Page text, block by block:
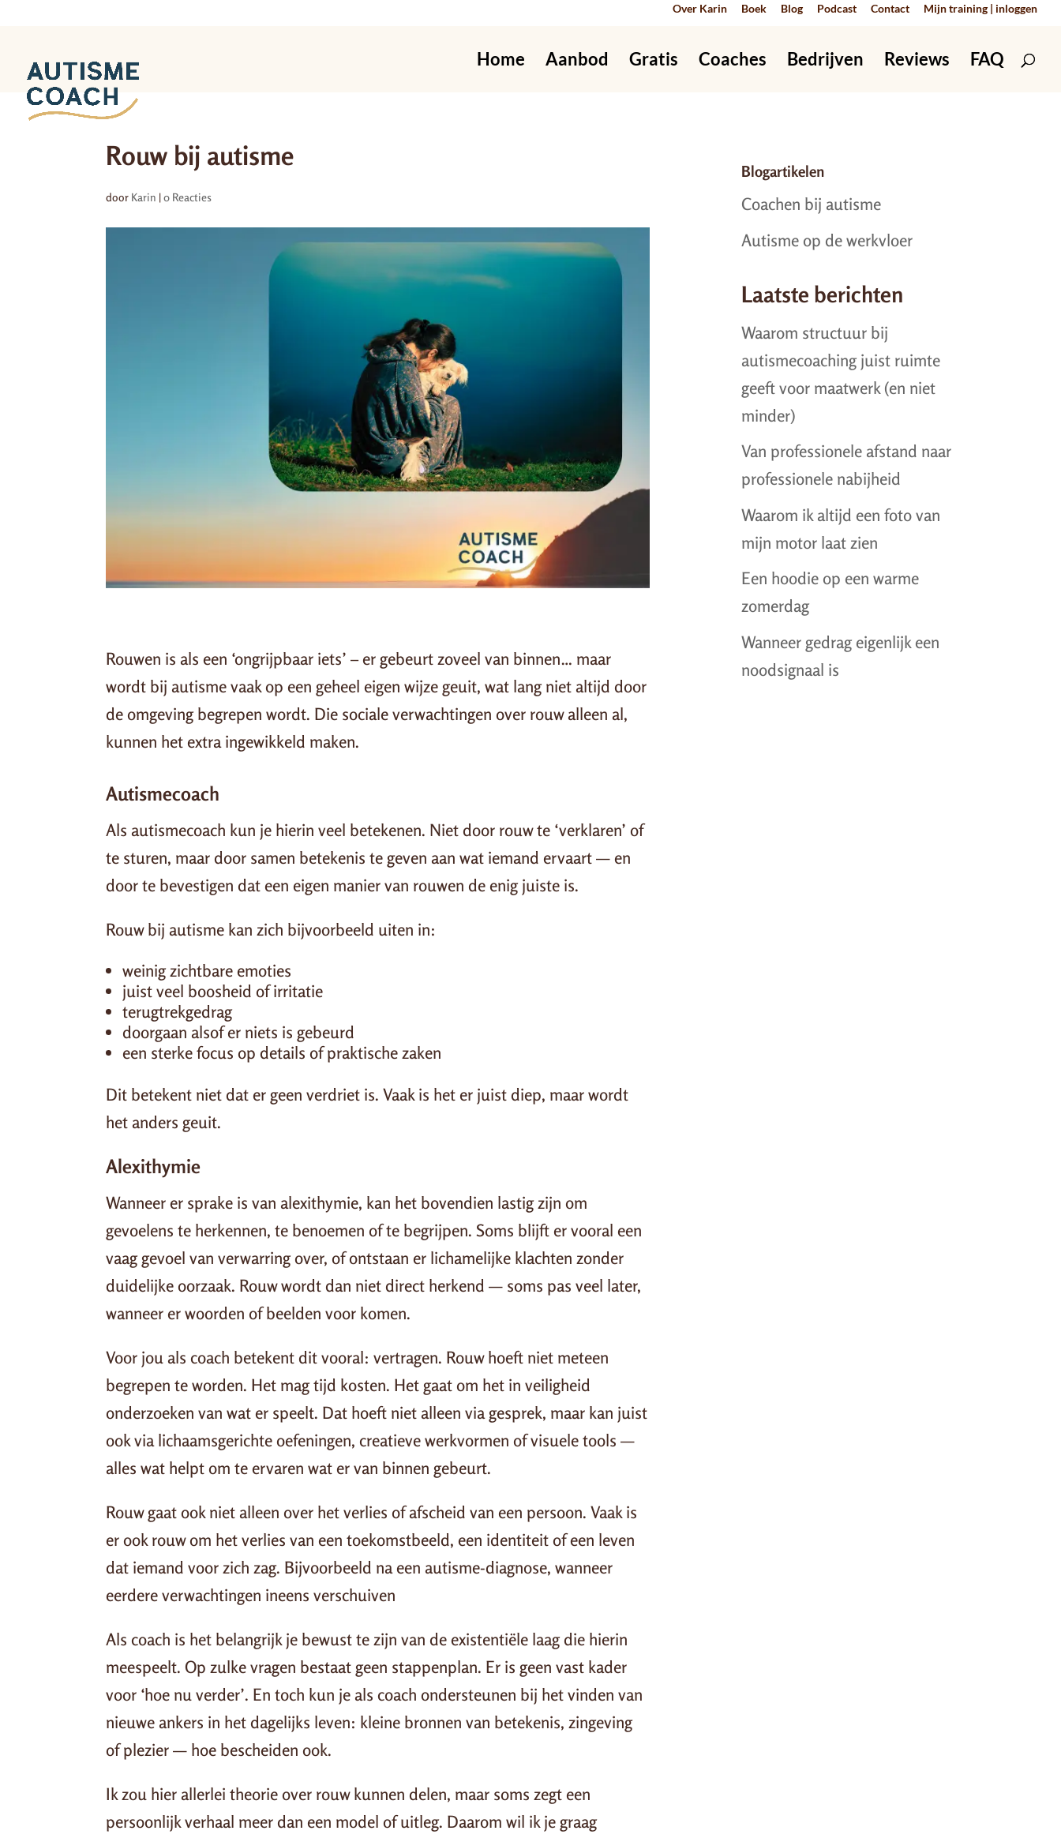
Over Karin Boek Blog Podcast Contact Mijn training | inloggen
Home Aanbod Gratis Coaches Bedrijven Reviews FAQ
Rouw bij autisme
door Karin |0 Reacties
Rouwen is als een ‘ongrijpbaar iets’ – er gebeurt zoveel van binnen… maar
wordt bij autisme vaak op een geheel eigen wijze geuit, wat lang niet altijd door
de omgeving begrepen wordt. Die sociale verwachtingen over rouw alleen al,
kunnen het extra ingewikkeld maken.
Autismecoach
Als autismecoach kun je hierin veel betekenen. Niet door rouw te ‘verklaren’ of
te sturen, maar door samen betekenis te geven aan wat iemand ervaart — en
door te bevestigen dat een eigen manier van rouwen de enig juiste is.
Rouw bij autisme kan zich bijvoorbeeld uiten in:
weinig zichtbare emoties
juist veel boosheid of irritatie
terugtrekgedrag
doorgaan alsof er niets is gebeurd
een sterke focus op details of praktische zaken
Dit betekent niet dat er geen verdriet is. Vaak is het er juist diep, maar wordt
het anders geuit.
Alexithymie
Wanneer er sprake is van alexithymie, kan het bovendien lastig zijn om
gevoelens te herkennen, te benoemen of te begrijpen. Soms blijft er vooral een
vaag gevoel van verwarring over, of ontstaan er lichamelijke klachten zonder
duidelijke oorzaak. Rouw wordt dan niet direct herkend — soms pas veel later,
wanneer er woorden of beelden voor komen.
Voor jou als coach betekent dit vooral: vertragen. Rouw hoeft niet meteen
begrepen te worden. Het mag tijd kosten. Het gaat om het in veiligheid
onderzoeken van wat er speelt. Dat hoeft niet alleen via gesprek, maar kan juist
ook via lichaamsgerichte oefeningen, creatieve werkvormen of visuele tools —
alles wat helpt om te ervaren wat er van binnen gebeurt.
Rouw gaat ook niet alleen over het verlies of afscheid van een persoon. Vaak is
er ook rouw om het verlies van een toekomstbeeld, een identiteit of een leven
dat iemand voor zich zag. Bijvoorbeeld na een autisme-diagnose, wanneer
eerdere verwachtingen ineens verschuiven
Als coach is het belangrijk je bewust te zijn van de existentiële laag die hierin
meespeelt. Op zulke vragen bestaat geen stappenplan. Er is geen vast kader
voor ‘hoe nu verder’. En toch kun je als coach ondersteunen bij het vinden van
nieuwe ankers in het dagelijks leven: kleine bronnen van betekenis, zingeving
of plezier — hoe bescheiden ook.
Ik zou hier allerlei theorie over rouw kunnen delen, maar soms zegt een
persoonlijk verhaal meer dan een model of uitleg. Daarom wil ik je graag
Blogartikelen
Coachen bij autisme
Autisme op de werkvloer
Laatste berichten
Waarom structuur bij
autismecoaching juist ruimte
geeft voor maatwerk (en niet
minder)
Van professionele afstand naar
professionele nabijheid
Waarom ik altijd een foto van
mijn motor laat zien
Een hoodie op een warme
zomerdag
Wanneer gedrag eigenlijk een
noodsignaal is